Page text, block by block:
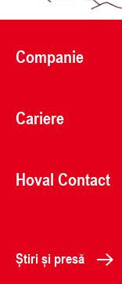
Companie
Cariere
Hoval Contact
Știri și presă